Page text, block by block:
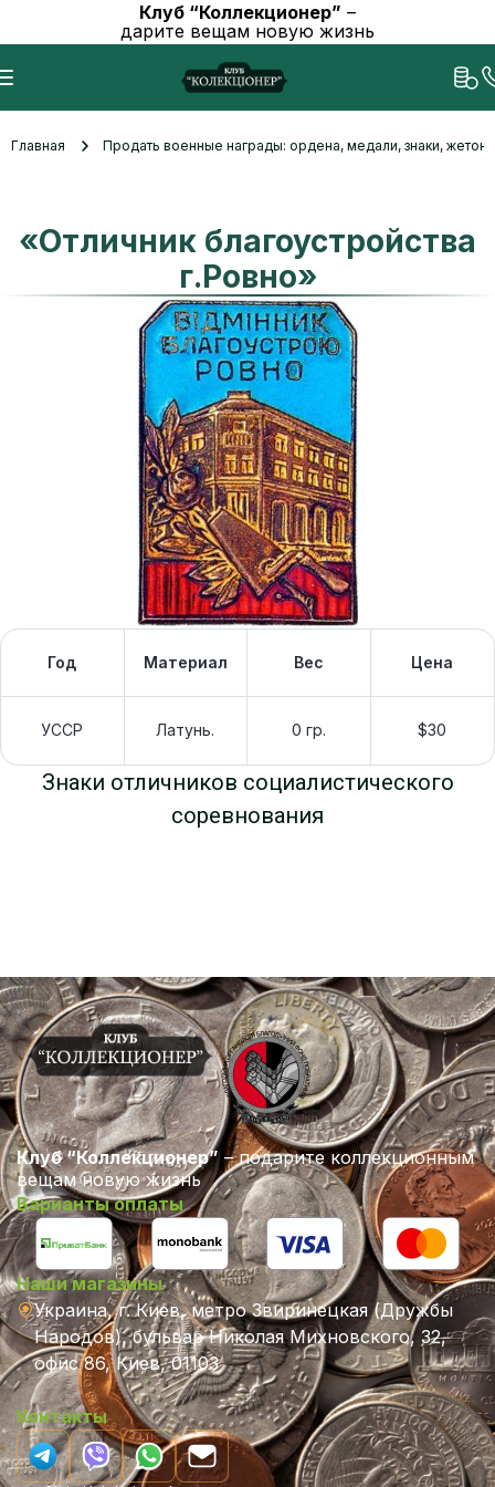
Клуб “Коллекционер” –
дарите вещам новую жизнь
Главная Продать военные награды: ордена, медали, знаки,
«Отличник благоустройства
г.Ровно»
Год Материал Вес Цена
УССР Латунь. 0 гр. $30
Знаки отличников социалистического
соревнования
Клуб “Коллекционер” – подарите коллекционным
вещам новую жизнь
Варианты оплаты
Наши магазины
Украина, г. Киев, метро Звиринецкая (Дружбы
Народов), бульвар Николая Михновского, 32,
офис 86, Киев, 01103
Контакты